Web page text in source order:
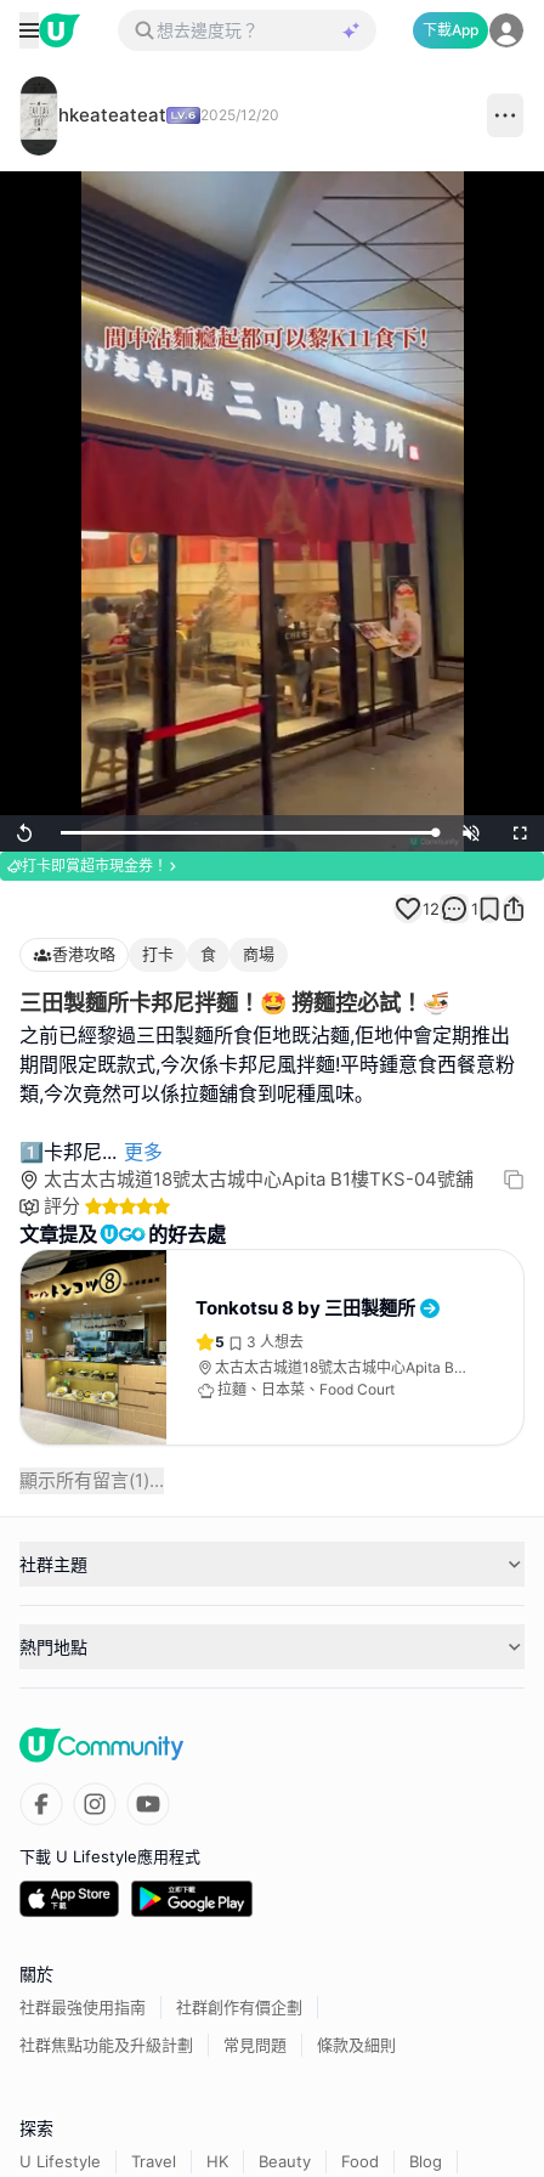
下載App
hkeateateat 2025/12/20
Replay Loaded:
100.00%
Unmute
打卡即賞超市現金券！
12 1
香港攻略 打卡 食 商場
三田製麵所卡邦尼拌麵！🤩 撈麵控必試！🍜
之前已經黎過三田製麵所食佢地既沾麵,佢地仲會定期推出
期間限定既款式,今次係卡邦尼風拌麵!平時鍾意食西餐意粉
類,今次竟然可以係拉麵舖食到呢種風味｡
1⃣️卡邦尼... 更多
太古太古城道18號太古城中心Apita B1樓TKS-04號舖
評分
文章提及 的好去處
Tonkotsu 8 by 三田製麵所
5 3 人想去
太古太古城道18號太古城中心Apita B1
樓TKS-04號舖
拉麵、日本菜、Food Court
顯示所有留言(1)...
社群主題
熱門地點
下載 U Lifestyle應用程式
關於
社群最強使用指南
社群創作有價企劃
社群焦點功能及升級計劃
常見問題 條款及細則
探索
U Lifestyle Travel HK Beauty Food Blog